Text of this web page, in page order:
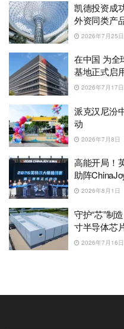
凯德投资成
外资同类产
2026年7月25日
在中国 为全
基地正式启
2026年7月17日
派克汉尼汾
动
2026年7月8日
高能开局！
助阵
2026年8月1日
守护“芯”制
寸半导体芯
2026年7月16日